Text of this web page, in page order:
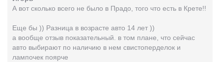
А вот сколько всего не было в Прадо, того что есть в Крете!!
Еще бы )) Разница в возрасте авто 14 лет ))
а вообще отзыв показательный. в том плане, что сейчас
авто выбирают по наличию в нем свистоперделок и
лампочек поярче